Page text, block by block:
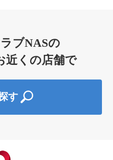
ブNASの
近くの店舗で
す